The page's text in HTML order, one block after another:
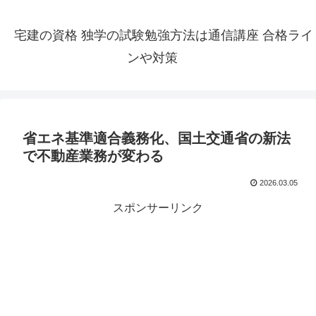
宅建の資格 独学の試験勉強方法は通信講座 合格ライ
ンや対策
省エネ基準適合義務化、国土交通省の新法
で不動産業務が変わる
2026.03.05
スポンサーリンク